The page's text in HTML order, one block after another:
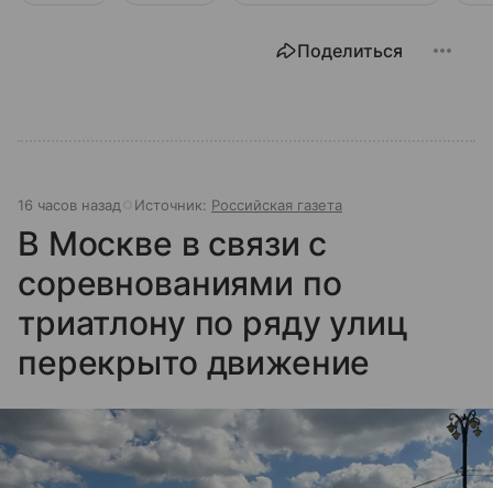
Поделиться
16 часов назад Источник: Российская газета
В Москве в связи с
соревнованиями по
триатлону по ряду улиц
перекрыто движение